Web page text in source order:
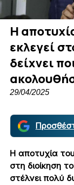
Η
εκλεγεί
δείχνει
29/04/2025
Η αποτυχία
στη διοίκηση
στέλνει πολύ